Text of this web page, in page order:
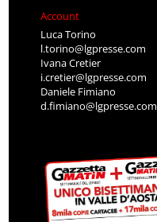
Account
Luca Torino
l.torino@lgpresse.com
Ivana Cretier
i.cretier@lgpresse.com
Daniele Fimiano
d.fimiano@lgpresse.com